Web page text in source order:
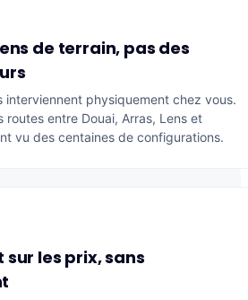
de terrain, pas des
interviennent physiquement chez vous.
routes entre Douai, Arras, Lens et
vu des centaines de configurations.
les prix, sans